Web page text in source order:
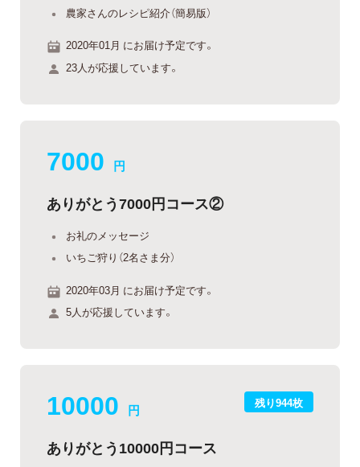
農家さんのレシピ紹介（簡易版）
2020年01月 にお届け予定です。
23人が応援しています。
7000 円
ありがとう7000円コース②
お礼のメッセージ
いちご狩り（2名さま分）
2020年03月 にお届け予定です。
5人が応援しています。
残り944枚
10000 円
ありがとう10000円コース